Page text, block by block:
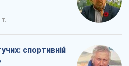
т.
спортивній